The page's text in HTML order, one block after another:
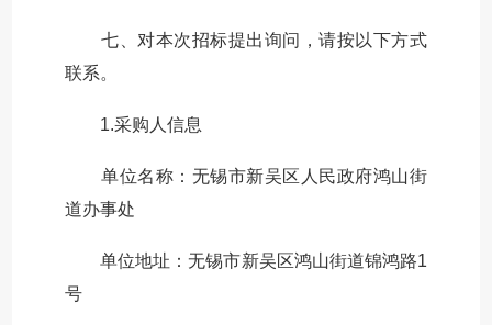
七、对本次招标提出询问，请按以下方式
联系。
1.采购人信息
单位名称：无锡市新吴区人民政府鸿山街
道办事处
单位地址：无锡市新吴区鸿山街道锦鸿路1
号